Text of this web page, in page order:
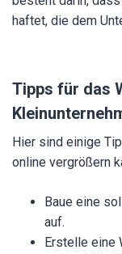
haftet, die dem
Tipps für das
Hier sind einige
online vergrößern
Baue eine
auf.
Erstelle eine